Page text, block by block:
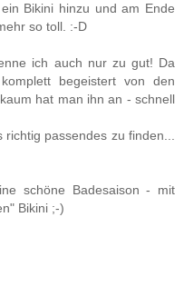
Bikini hinzu und am Ende
so toll. :-D
ich auch nur zu gut! Da
begeistert von den
hat man ihn an - schnell
passendes zu finden...
schöne Badesaison - mit
Bikini ;-)